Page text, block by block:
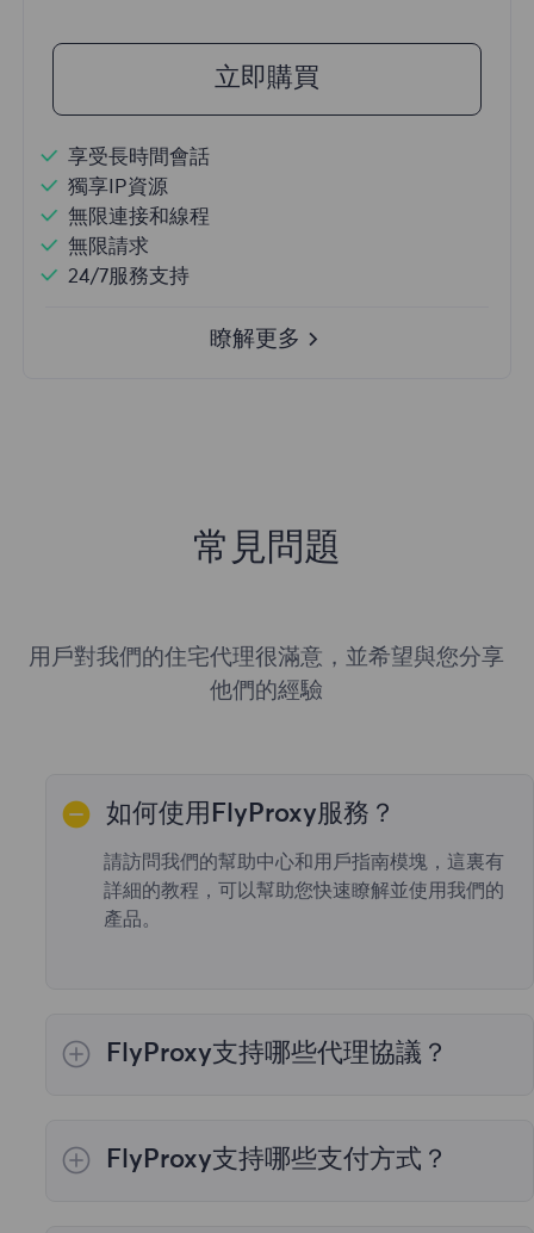
立即購買
享受長時間會話
獨享IP資源
無限連接和線程
無限請求
24/7服務支持
瞭解更多
常見問題
用戶對我們的住宅代理很滿意，並希望與您分享
他們的經驗
如何使用FlyProxy服務？
請訪問我們的幫助中心和用戶指南模塊，這裏有
詳細的教程，可以幫助您快速瞭解並使用我們的
產品。
FlyProxy支持哪些代理協議？
FlyProxy支持哪些支付方式？